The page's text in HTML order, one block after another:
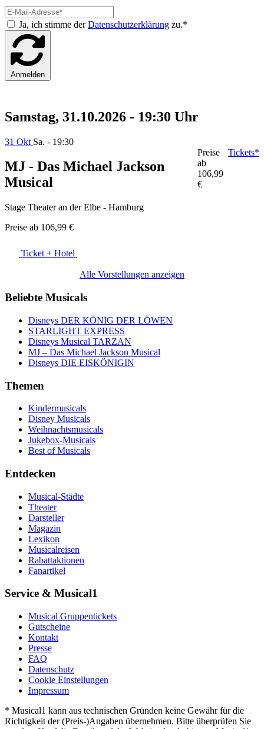
Ja, ich stimme derDatenschutzerklärung zu.*
Anmelden
Samstag, 31.10.2026 - 19:30 Uhr
31 Okt Sa. - 19:30
MJ - Das Michael Jackson
Musical
Stage Theater an der Elbe - Hamburg
Preise ab 106,99 €
Preise
ab
106,99
€
Tickets*
Ticket + Hotel
Alle Vorstellungen anzeigen
Beliebte Musicals
Disneys DER KÖNIG DER LÖWEN
STARLIGHT EXPRESS
Disneys Musical TARZAN
MJ – Das Michael Jackson Musical
Disneys DIE EISKÖNIGIN
Themen
Kindermusicals
Disney Musicals
Weihnachtsmusicals
Jukebox-Musicals
Best of Musicals
Entdecken
Musical-Städte
Theater
Darsteller
Magazin
Lexikon
Musicalreisen
Rabattaktionen
Fanartikel
Service & Musical1
Musical Gruppentickets
Gutscheine
Kontakt
Presse
FAQ
Datenschutz
Cookie Einstellungen
Impressum
* Musical1 kann aus technischen Gründen keine Gewähr für die
Richtigkeit der (Preis-)Angaben übernehmen. Bitte überprüfen Sie